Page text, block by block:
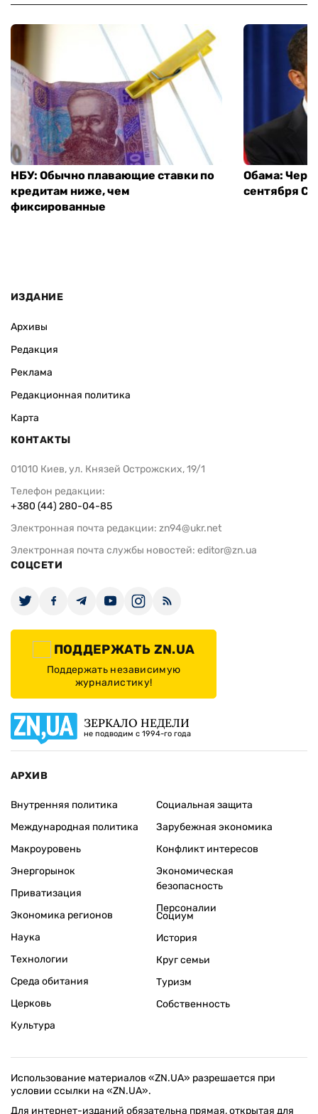
НБУ: Обычно плавающие ставки по
кредитам ниже, чем
фиксированные
Обама:
сентября
ИЗДАНИЕ
Архивы
Редакция
Реклама
Редакционная политика
Карта
КОНТАКТЫ
01010 Киев, ул. Князей Острожских, 19/1
Телефон редакции:
+380 (44) 280-04-85
Электронная почта редакции: zn94@ukr.net
Электронная почта службы новостей: editor@zn.ua
СОЦСЕТИ
ПОДДЕРЖАТЬ ZN.UA
Поддержать независимую
журналистику!
ЗЕРКАЛО НЕДЕЛИ
не подводим с 1994-го года
АРХИВ
Внутренняя политика
Международная политика
Макроуровень
Энергорынок
Приватизация
Экономика регионов
Социальная защита
Зарубежная экономика
Конфликт интересов
Экономическая
безопасность
Персоналии
Наука
Технологии
Среда обитания
Церковь
Культура
Социум
История
Круг семьи
Туризм
Собственность
Использование материалов «ZN.UA» разрешается при
условии ссылки на «ZN.UA».
Для интернет-изданий обязательна прямая, открытая для